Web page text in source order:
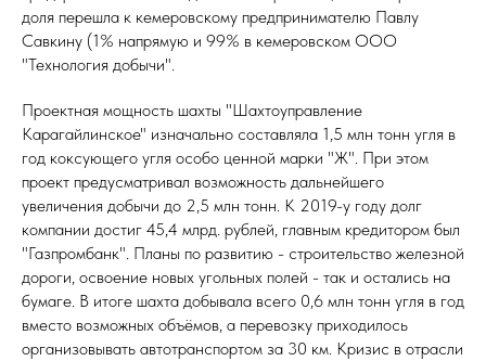
доля перешла к кемеровскому предпринимателю Павлу
Савкину (1% напрямую и 99% в кемеровском ООО
"Технология добычи".
Проектная мощность шахты "Шахтоуправление
Карагайлинское" изначально составляла 1,5 млн тонн угля в
год коксующего угля особо ценной марки "Ж". При этом
проект предусматривал возможность дальнейшего
увеличения добычи до 2,5 млн тонн. К 2019-у году долг
компании достиг 45,4 млрд. рублей, главным кредитором был
"Газпромбанк". Планы по развитию - строительство железной
дороги, освоение новых угольных полей - так и остались на
бумаге. В итоге шахта добывала всего 0,6 млн тонн угля в год
вместо возможных объёмов, а перевозку приходилось
организовывать автотранспортом за 30 км. Кризис в отрасли